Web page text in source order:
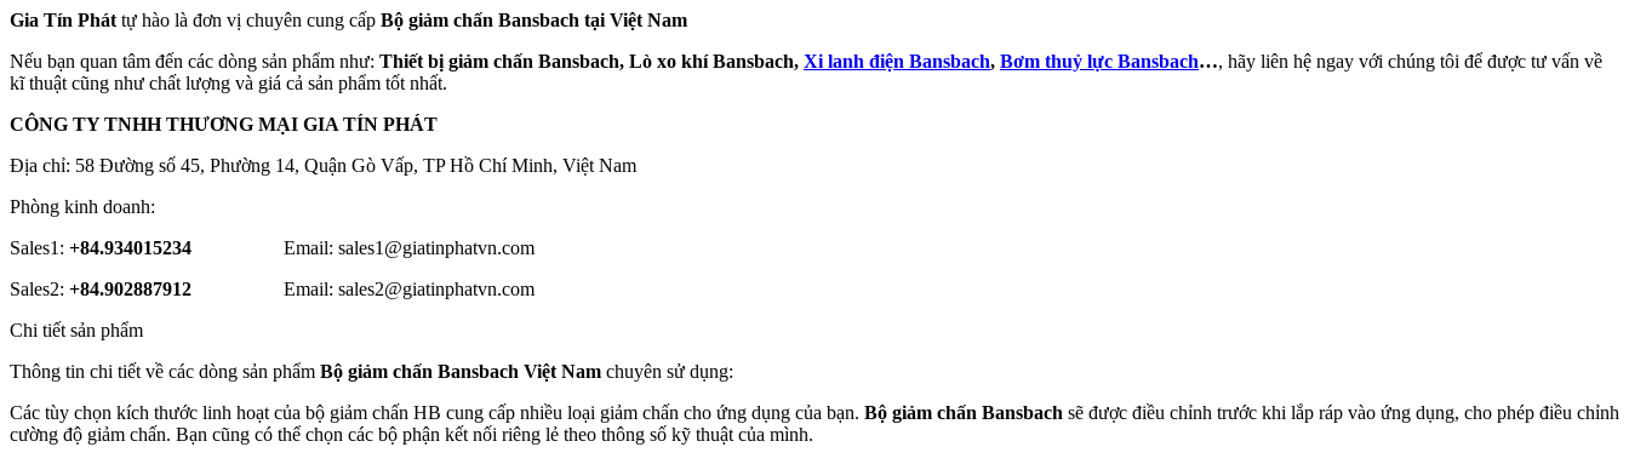
Gia Tín Phát tự hào là đơn vị chuyên cung cấp Bộ giảm chấn Bansbach tại Việt Nam
Nếu bạn quan tâm đến các dòng sản phẩm như: Thiết bị giảm chấn Bansbach, Lò xo khí Bansbach, Xi lanh điện Bansbach, Bơm thuỷ lực Bansbach…, hãy liên hệ ngay với chúng tôi để được tư vấn về
kĩ thuật cũng như chất lượng và giá cả sản phẩm tốt nhất.
CÔNG TY TNHH THƯƠNG MẠI GIA TÍN PHÁT
Địa chỉ: 58 Đường số 45, Phường 14, Quận Gò Vấp, TP Hồ Chí Minh, Việt Nam
Phòng kinh doanh:
Sales1: +84.934015234 Email: sales1@giatinphatvn.com
Sales2: +84.902887912 Email: sales2@giatinphatvn.com
Chi tiết sản phẩm
Thông tin chi tiết về các dòng sản phẩm Bộ giảm chấn Bansbach Việt Nam chuyên sử dụng:
Các tùy chọn kích thước linh hoạt của bộ giảm chấn HB cung cấp nhiều loại giảm chấn cho ứng dụng của bạn. Bộ giảm chấn Bansbach sẽ được điều chỉnh trước khi lắp ráp vào ứng dụng, cho phép điều chỉnh
cường độ giảm chấn. Bạn cũng có thể chọn các bộ phận kết nối riêng lẻ theo thông số kỹ thuật của mình.